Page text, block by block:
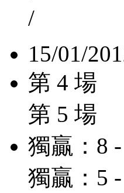
/
15/01/
第 4 場
第 5 場
獨贏：8
獨贏：5